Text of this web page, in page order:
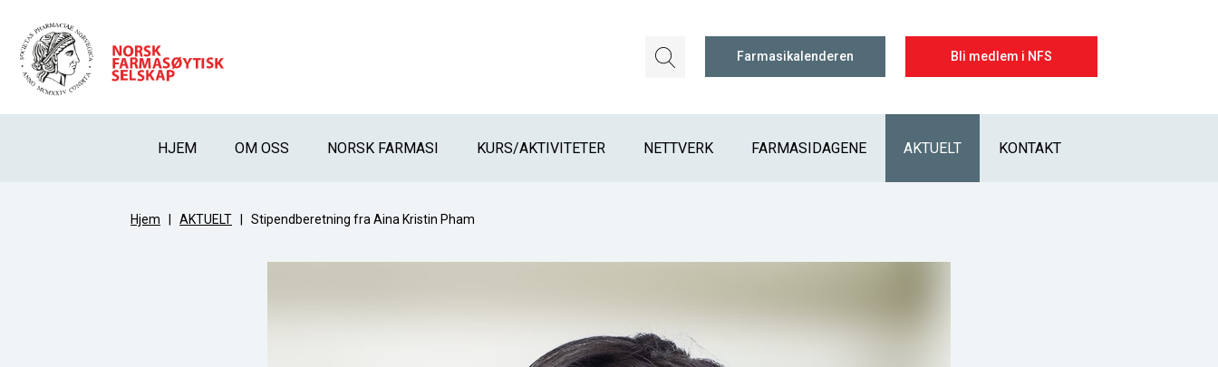
Bli medlem i NFS
Farmasikalenderen
HJEM OM OSS NORSK FARMASI KURS/AKTIVITETER NETTVERK FARMASIDAGENE AKTUELT KONTAKT
Hjem AKTUELT Stipendberetning fra Aina Kristin Pham